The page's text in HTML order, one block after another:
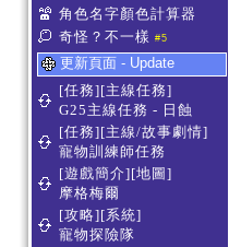
角色名字顏色計算器
奇怪？不一樣 #5
更新頁面 - Update
[任務][主線任務]
G25主線任務 - 日蝕
[任務][主線/故事劇情]
寵物訓練師任務
[遊戲簡介][地圖]
摩格梅爾
[攻略][系統]
寵物探險隊